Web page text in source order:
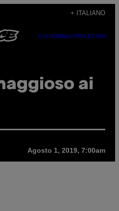
+ ITALIANO
SUBSCRIBENEWSLETTER
ai
Agosto 1, 2019, 7:00am